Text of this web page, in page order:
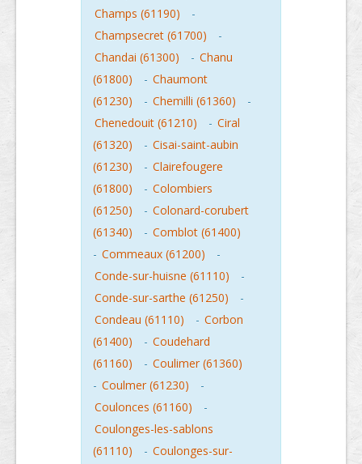
Champs (61190)
-
Champsecret (61700)
-
Chandai (61300)
- Chanu
(61800)
- Chaumont
(61230)
- Chemilli (61360)
-
Chenedouit (61210)
- Ciral
(61320)
- Cisai-saint-aubin
(61230)
- Clairefougere
(61800)
- Colombiers
(61250)
- Colonard-corubert
(61340)
- Comblot (61400)
- Commeaux (61200)
-
Conde-sur-huisne (61110)
-
Conde-sur-sarthe (61250)
-
Condeau (61110)
- Corbon
(61400)
- Coudehard
(61160)
- Coulimer (61360)
- Coulmer (61230)
-
Coulonces (61160)
-
Coulonges-les-sablons
(61110)
- Coulonges-sur-